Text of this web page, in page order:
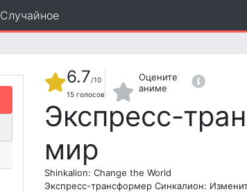
Случайное
6.7/10
15 голосов
Оцените
аниме
2 3 5
Экспресс-
мир
Shinkalion: Change the World
Экспресс-трансформер Синкалион: